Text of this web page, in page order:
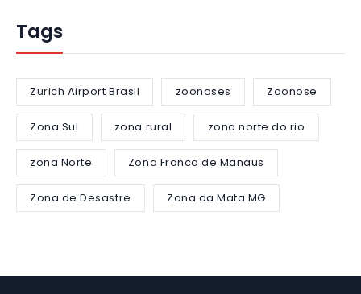
Tags
Zurich Airport Brasil zoonoses Zoonose
Zona Sul zona rural zona norte do rio
zona Norte Zona Franca de Manaus
Zona de Desastre Zona da Mata MG